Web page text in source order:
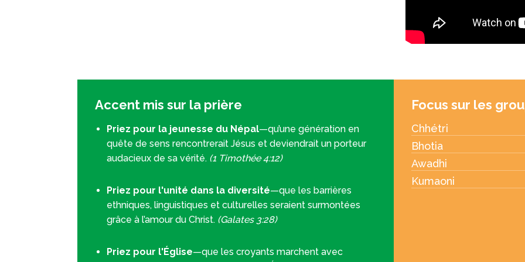
Accent mis sur la prière
Priez pour la jeunesse du Népal—qu’une génération en
quête de sens rencontrerait Jésus et deviendrait un porteur
audacieux de sa vérité. (1 Timothée 4:12)
Priez pour l'unité dans la diversité—que les barrières
ethniques, linguistiques et culturelles seraient surmontées
grâce à l’amour du Christ. (Galates 3:28)
Priez pour l'Église—que les croyants marchent avec
Focus sur les
Chhétri
Bhotia
Awadhi
Kumaoni